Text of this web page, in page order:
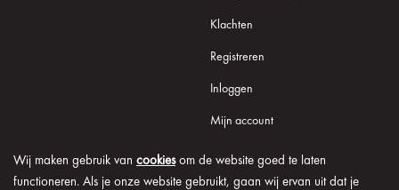
Wij maken gebruik van cookiesom de website goed te laten
functioneren. Als je onze website gebruikt, gaan wij ervan uit dat je
Klachten
Registreren
Inloggen
Mijn account